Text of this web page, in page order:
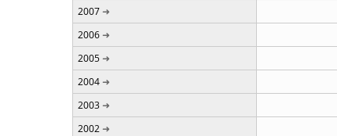
2007
2006
2005
2004
2003
2002